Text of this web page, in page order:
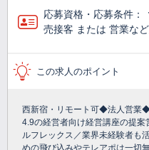
応募資格・応募条件
売接客 または 営業な
この求人のポイント
西新宿・リモート可◆法人営業
4.9の経営者向け経営講座の提案
ルフレックス／業界未経験者も